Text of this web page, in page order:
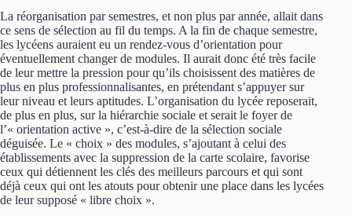
La réorganisation par semestres, et non plus par année, allait dans
ce sens de sélection au fil du temps. A la fin de chaque semestre,
les lycéens auraient eu un rendez-vous d’orientation pour
éventuellement changer de modules. Il aurait donc été très facile
de leur mettre la pression pour qu’ils choisissent des matières de
plus en plus professionnalisantes, en prétendant s’appuyer sur
leur niveau et leurs aptitudes. L’organisation du lycée reposerait,
de plus en plus, sur la hiérarchie sociale et serait le foyer de
l’« orientation active », c’est-à-dire de la sélection sociale
déguisée. Le « choix » des modules, s’ajoutant à celui des
établissements avec la suppression de la carte scolaire, favorise
ceux qui détiennent les clés des meilleurs parcours et qui sont
déjà ceux qui ont les atouts pour obtenir une place dans les lycées
de leur supposé « libre choix ».